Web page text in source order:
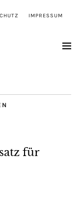
IMPRESSUM
für